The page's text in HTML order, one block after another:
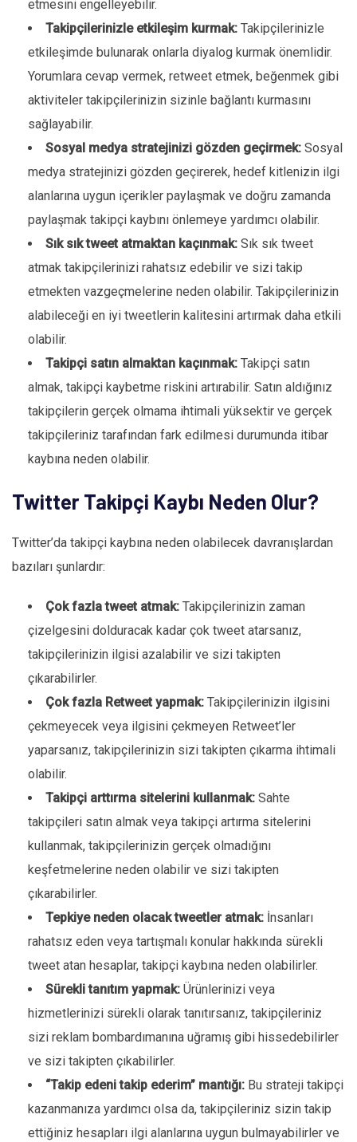
etmesini engelleyebilir.
Takipçilerinizle etkileşim kurmak: Takipçilerinizle
etkileşimde bulunarak onlarla diyalog kurmak önemlidir.
Yorumlara cevap vermek, retweet etmek, beğenmek gibi
aktiviteler takipçilerinizin sizinle bağlantı kurmasını
sağlayabilir.
Sosyal medya stratejinizi gözden geçirmek: Sosyal
medya stratejinizi gözden geçirerek, hedef kitlenizin ilgi
alanlarına uygun içerikler paylaşmak ve doğru zamanda
paylaşmak takipçi kaybını önlemeye yardımcı olabilir.
Sık sık tweet atmaktan kaçınmak: Sık sık tweet
atmak takipçilerinizi rahatsız edebilir ve sizi takip
etmekten vazgeçmelerine neden olabilir. Takipçilerinizin
alabileceği en iyi tweetlerin kalitesini artırmak daha etkili
olabilir.
Takipçi satın almaktan kaçınmak: Takipçi satın
almak, takipçi kaybetme riskini artırabilir. Satın aldığınız
takipçilerin gerçek olmama ihtimali yüksektir ve gerçek
takipçileriniz tarafından fark edilmesi durumunda itibar
kaybına neden olabilir.
Twitter Takipçi Kaybı Neden Olur?
Twitter’da takipçi kaybına neden olabilecek davranışlardan
bazıları şunlardır:
Çok fazla tweet atmak: Takipçilerinizin zaman
çizelgesini dolduracak kadar çok tweet atarsanız,
takipçilerinizin ilgisi azalabilir ve sizi takipten
çıkarabilirler.
Çok fazla Retweet yapmak: Takipçilerinizin ilgisini
çekmeyecek veya ilgisini çekmeyen Retweet’ler
yaparsanız, takipçilerinizin sizi takipten çıkarma ihtimali
olabilir.
Takipçi arttırma sitelerini kullanmak: Sahte
takipçileri satın almak veya takipçi artırma sitelerini
kullanmak, takipçilerinizin gerçek olmadığını
keşfetmelerine neden olabilir ve sizi takipten
çıkarabilirler.
Tepkiye neden olacak tweetler atmak: İnsanları
rahatsız eden veya tartışmalı konular hakkında sürekli
tweet atan hesaplar, takipçi kaybına neden olabilirler.
Sürekli tanıtım yapmak: Ürünlerinizi veya
hizmetlerinizi sürekli olarak tanıtırsanız, takipçileriniz
sizi reklam bombardımanına uğramış gibi hissedebilirler
ve sizi takipten çıkabilirler.
“Takip edeni takip ederim” mantığı: Bu strateji takipçi
kazanmanıza yardımcı olsa da, takipçileriniz sizin takip
ettiğiniz hesapları ilgi alanlarına uygun bulmayabilirler ve